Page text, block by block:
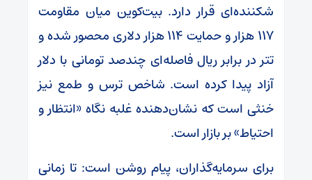
شکننده‌ای قرار دارد. بیت‌کوین میان مقاومت
۱۱۷ هزار و حمایت ۱۱۴ هزار دلاری محصور شده و
تتر در برابر ریال فاصله‌ای چندصد تومانی با دلار
آزاد پیدا کرده است. شاخص ترس و طمع نیز
خنثی است که نشان‌دهنده غلبه نگاه «انتظار و
احتیاط» بر بازار است.
برای سرمایه‌گذاران، پیام روشن است: تا زمانی